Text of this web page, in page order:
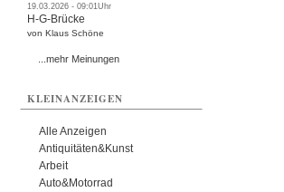
19.03.2026 - 09:01Uhr
H-G-Brücke
von Klaus Schöne
...mehr Meinungen
KLEINANZEIGEN
Alle Anzeigen
Antiquitäten&Kunst
Arbeit
Auto&Motorrad